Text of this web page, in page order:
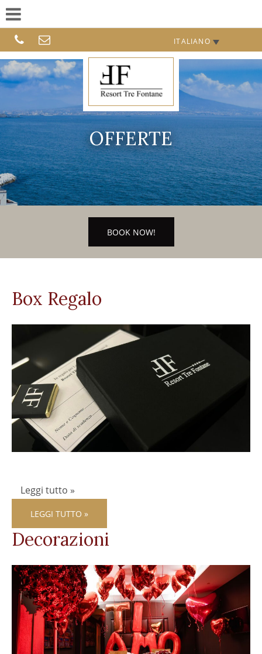
ITALIANO
OFFERTE
BOOK NOW!
Box Regalo
Leggi tutto »
LEGGI TUTTO »
Decorazioni